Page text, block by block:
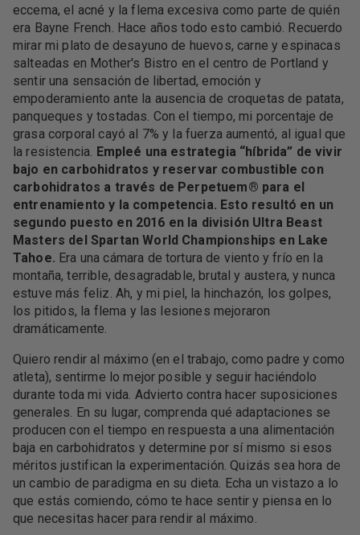
eccema, el acné y la flema excesiva como parte de quién
era Bayne French. Hace años todo esto cambió. Recuerdo
mirar mi plato de desayuno de huevos, carne y espinacas
salteadas en Mother's Bistro en el centro de Portland y
sentir una sensación de libertad, emoción y
empoderamiento ante la ausencia de croquetas de patata,
panqueques y tostadas. Con el tiempo, mi porcentaje de
grasa corporal cayó al 7% y la fuerza aumentó, al igual que
la resistencia. Empleé una estrategia “híbrida” de vivir
bajo en carbohidratos y reservar combustible con
carbohidratos a través de Perpetuem® para el
entrenamiento y la competencia. Esto resultó en un
segundo puesto en 2016 en la división Ultra Beast
Masters del Spartan World Championships en Lake
Tahoe. Era una cámara de tortura de viento y frío en la
montaña, terrible, desagradable, brutal y austera, y nunca
estuve más feliz. Ah, y mi piel, la hinchazón, los golpes,
los pitidos, la flema y las lesiones mejoraron
dramáticamente.
Quiero rendir al máximo (en el trabajo, como padre y como
atleta), sentirme lo mejor posible y seguir haciéndolo
durante toda mi vida. Advierto contra hacer suposiciones
generales. En su lugar, comprenda qué adaptaciones se
producen con el tiempo en respuesta a una alimentación
baja en carbohidratos y determine por sí mismo si esos
méritos justifican la experimentación. Quizás sea hora de
un cambio de paradigma en su dieta. Echa un vistazo a lo
que estás comiendo, cómo te hace sentir y piensa en lo
que necesitas hacer para rendir al máximo.